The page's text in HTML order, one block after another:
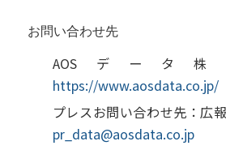
お問い合わせ先
AOSデータ
https://www.aosdata.co.jp/
プレスお問い合わせ先：広
pr_data@aosdata.co.jp